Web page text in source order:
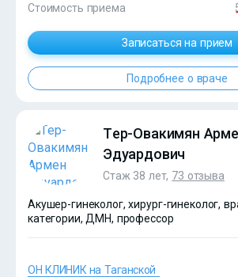
Стоимость приема
Записаться на прием
Подробнее о враче
Тер-Овакимян
Эдуардович
Стаж 38 лет, 73 отзыва
Акушер-гинеколог, хирург-гинеколог,
категории, ДМН, профессор
ОН КЛИНИК на Таганской